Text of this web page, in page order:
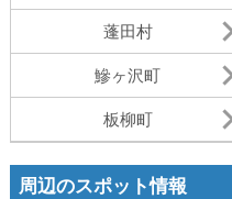
蓬田村
鰺ヶ沢町
板柳町
周辺のスポット情報